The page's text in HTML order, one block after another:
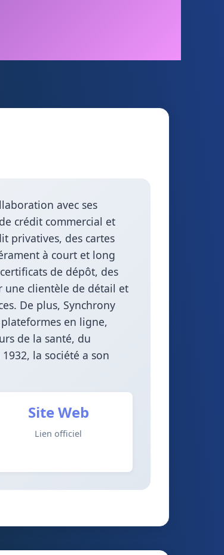
avec ses
crédit commercial et
privatives, des cartes
à court et long
de dépôt, des
une clientèle de détail et
De plus, Synchrony
en ligne,
de la santé, du
la société a son
Site Web
Lien officiel